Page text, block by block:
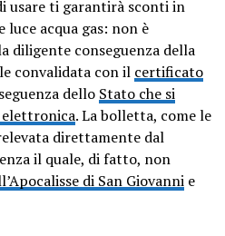
usare ti garantirà sconti in
acqua gas: non è
diligente conseguenza della
convalidata con il certificato
dello Stato che si
. La bolletta, come le
direttamente dal
il quale, di fatto, non
di San Giovanni e